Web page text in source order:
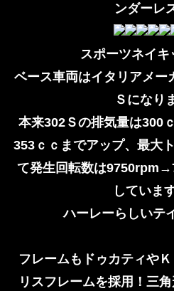
ンダーレ
スポーツネイキ
ベース車両はイタリアメー
Ｓになり
本来302Ｓの排気量は300
353ｃｃまでアップ、最大
て発生回転数は
してい
ハーレーらしいテ
フレームもドゥカティや
リスフレームを採用！三